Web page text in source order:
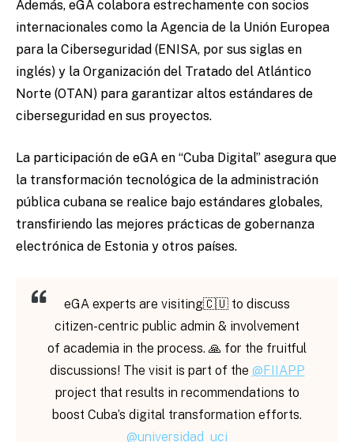
Además, eGA colabora estrechamente con socios
internacionales como la Agencia de la Unión Europea
para la Ciberseguridad (ENISA, por sus siglas en
inglés) y la Organización del Tratado del Atlántico
Norte (OTAN) para garantizar altos estándares de
ciberseguridad en sus proyectos.
La participación de eGA en “Cuba Digital” asegura que
la transformación tecnológica de la administración
pública cubana se realice bajo estándares globales,
transfiriendo las mejores prácticas de gobernanza
electrónica de Estonia y otros países.
eGA experts are visiting🇨🇺 to discuss
citizen-centric public admin & involvement
of academia in the process. 🙏 for the fruitful
discussions! The visit is part of the @FIIAPP
project that results in recommendations to
boost Cuba’s digital transformation efforts.
@universidad_uci